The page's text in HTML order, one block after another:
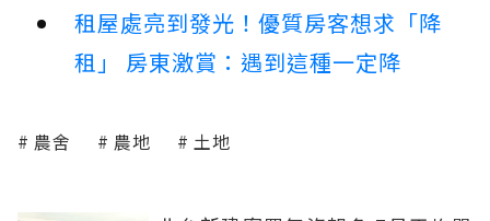
租屋處亮到發光！優質房客想求「降
租」 房東激賞：遇到這種一定降
農舍 農地 土地